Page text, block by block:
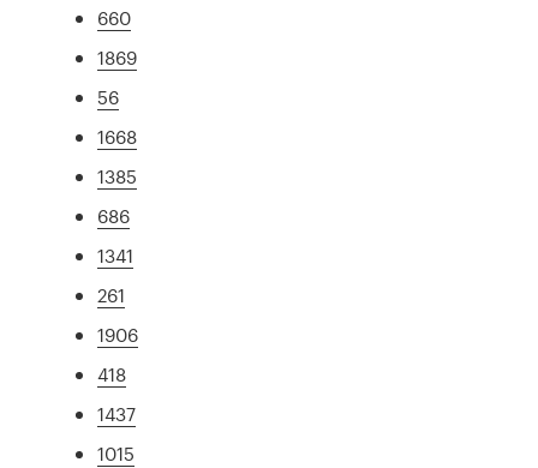
660
1869
56
1668
1385
686
1341
261
1906
418
1437
1015